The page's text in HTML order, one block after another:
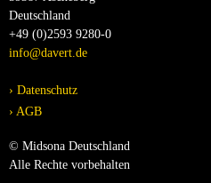
Deutschland
+49 (0)2593 9280-0
info@davert.de
Datenschutz
AGB
© Midsona Deutschland
Alle Rechte vorbehalten